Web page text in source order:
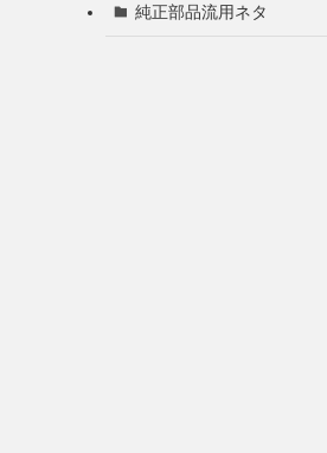
純正部品流用ネタ